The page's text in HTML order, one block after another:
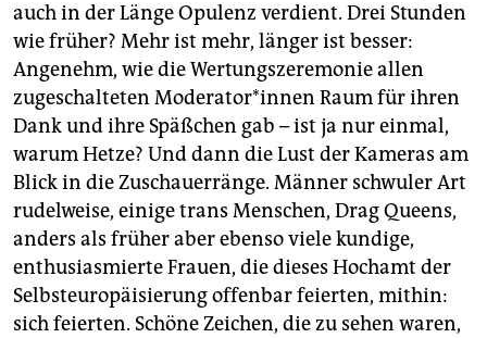
auch in der Länge Opulenz verdient. Drei Stunden
wie früher? Mehr ist mehr, länger ist besser:
Angenehm, wie die Wertungszeremonie allen
zugeschalteten Mo­de­ra­to­r*in­nen Raum für ihren
Dank und ihre Späßchen gab – ist ja nur einmal,
warum Hetze? Und dann die Lust der Kameras am
Blick in die Zuschauerränge. Männer schwuler Art
rudelweise, einige trans Menschen, Drag Queens,
anders als früher aber ebenso viele kundige,
enthusiasmierte Frauen, die dieses Hochamt der
Selbsteuropäisierung offenbar feierten, mithin:
sich feierten. Schöne Zeichen, die zu sehen waren,